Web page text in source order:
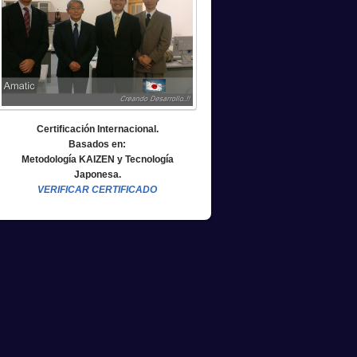
Certificación Internacional.
Basados en:
Metodología KAIZEN y Tecnología
Japonesa.
VERIFICAR CERTIFICADO